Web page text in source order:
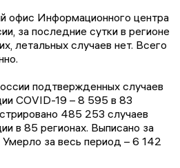
офис Информационного центра
за последние сутки в регионе
летальных случаев нет. Всего
подтвержденных случаев
COVID-19 – 8 595 в 83
485 253 случаев
в 85 регионах. Выписано за
за весь период – 6 142